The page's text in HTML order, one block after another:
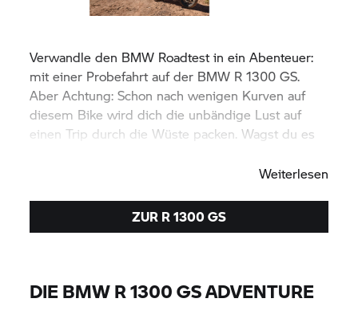
Verwandle den BMW Roadtest in ein Abenteuer:
mit einer Probefahrt auf der BMW R 1300 GS.
Aber Achtung: Schon nach wenigen Kurven auf
diesem Bike wird dich die unbändige Lust auf
einen Trip durch die Wüste packen. Wagst du es
Weiterlesen
ZUR R 1300 GS
DIE BMW R 1300 GS ADVENTURE